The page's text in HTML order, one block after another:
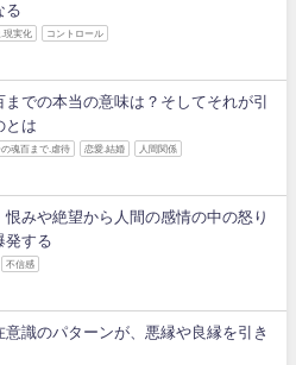
る
.現実化 コントロール
までの本当の意味は？そしてそれが引
とは
魂百まで.虐待 恋愛.結婚 人間関係
恨みや絶望から人間の感情の中の怒り
発する
不信感
意識のパターンが、悪縁や良縁を引き